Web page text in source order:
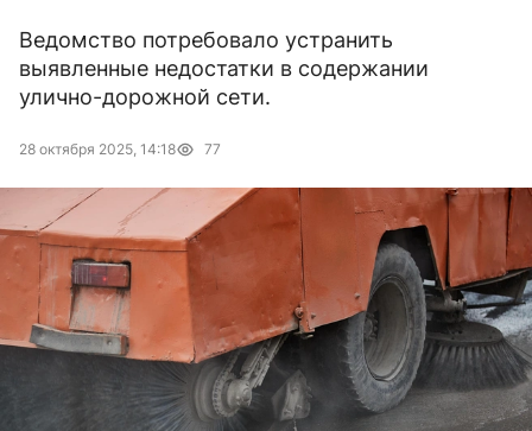
Ведомство потребовало устранить
выявленные недостатки в содержании
улично-дорожной сети.
28 октября 2025, 14:18 77